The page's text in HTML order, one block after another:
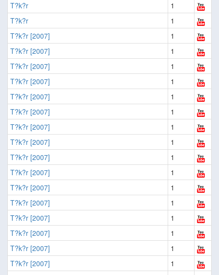
T?k?r
1
T?k?r
1
T?k?r [2007]
1
T?k?r [2007]
1
T?k?r [2007]
1
T?k?r [2007]
1
T?k?r [2007]
1
T?k?r [2007]
1
T?k?r [2007]
1
T?k?r [2007]
1
T?k?r [2007]
1
T?k?r [2007]
1
T?k?r [2007]
1
T?k?r [2007]
1
T?k?r [2007]
1
T?k?r [2007]
1
T?k?r [2007]
1
T?k?r [2007]
1